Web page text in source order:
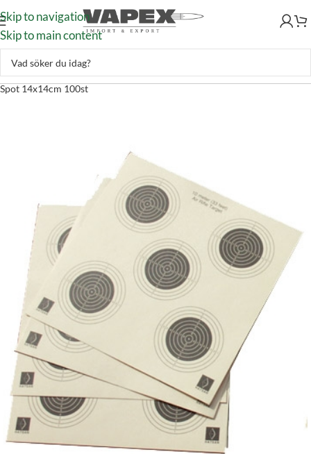
Skip to navigation
Skip to main content
Skytte–Skyttetillbehör–Skjutmål–Måltavlor–Hatsan Måltavla 5-
Spot 14x14cm 100st